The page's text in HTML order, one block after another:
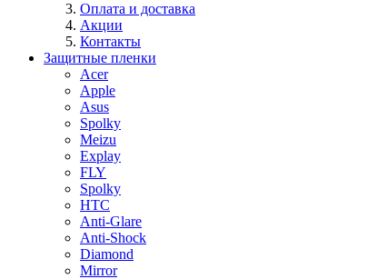
Оплата и доставка
Акции
Контакты
Защитные пленки
Acer
Apple
Asus
Spolky
Meizu
Explay
FLY
Spolky
HTC
Anti-Glare
Anti-Shock
Diamond
Mirror